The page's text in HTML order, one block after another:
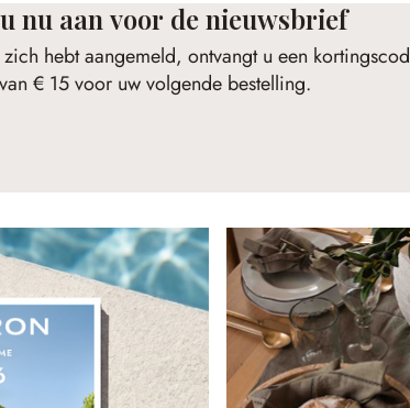
nu aan voor de nieuwsbrief
hebt aangemeld, ontvangt u een
€ 15 voor uw volgende bestelling.